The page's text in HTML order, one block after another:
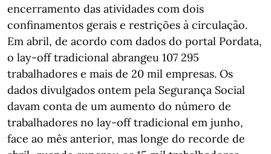
encerramento das atividades com dois
confinamentos gerais e restrições à circulação.
Em abril, de acordo com dados do portal Pordata,
o lay-off tradicional abrangeu 107 295
trabalhadores e mais de 20 mil empresas. Os
dados divulgados ontem pela Segurança Social
davam conta de um aumento do número de
trabalhadores no lay-off tradicional em junho,
face ao mês anterior, mas longe do recorde de